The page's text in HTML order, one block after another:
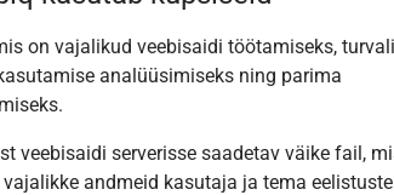
on vajalikud veebisaidi töötamiseks,
analüüsimiseks ning parima
veebisaidi serverisse saadetav väike fail,
andmeid kasutaja ja tema